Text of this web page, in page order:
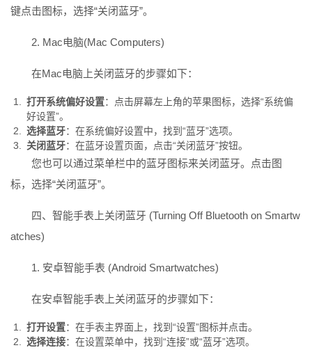
键点击图标，选择“关闭蓝牙”。
2. Mac电脑(Mac Computers)
在Mac电脑上关闭蓝牙的步骤如下：
打开系统偏好设置：点击屏幕左上角的苹果图标，选择“系统偏
好设置”。
选择蓝牙：在系统偏好设置中，找到“蓝牙”选项。
关闭蓝牙：在蓝牙设置页面，点击“关闭蓝牙”按钮。
您也可以通过菜单栏中的蓝牙图标来关闭蓝牙。点击图
标，选择“关闭蓝牙”。
四、智能手表上关闭蓝牙 (Turning Off Bluetooth on Smartw
atches)
1. 安卓智能手表 (Android Smartwatches)
在安卓智能手表上关闭蓝牙的步骤如下：
打开设置：在手表主界面上，找到“设置”图标并点击。
选择连接：在设置菜单中，找到“连接”或“蓝牙”选项。